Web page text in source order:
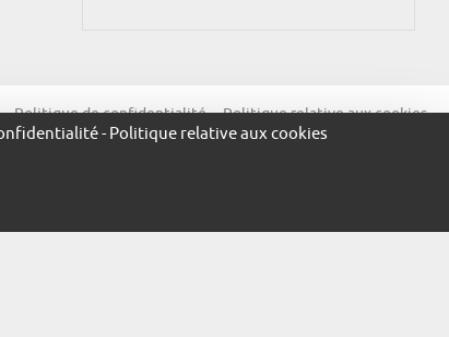
Politique de confidentialité Politique relative aux cookies
- Politique relative aux cookies